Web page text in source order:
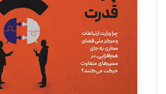
تحریریه
ملینا جعفری
تحریریه